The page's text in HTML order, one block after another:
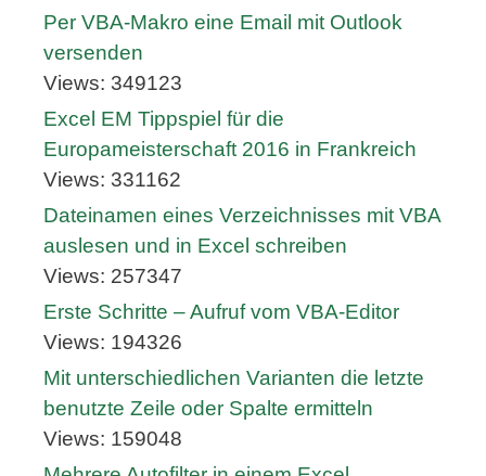
Per VBA-Makro eine Email mit Outlook
versenden
Views: 349123
Excel EM Tippspiel für die
Europameisterschaft 2016 in Frankreich
Views: 331162
Dateinamen eines Verzeichnisses mit VBA
auslesen und in Excel schreiben
Views: 257347
Erste Schritte – Aufruf vom VBA-Editor
Views: 194326
Mit unterschiedlichen Varianten die letzte
benutzte Zeile oder Spalte ermitteln
Views: 159048